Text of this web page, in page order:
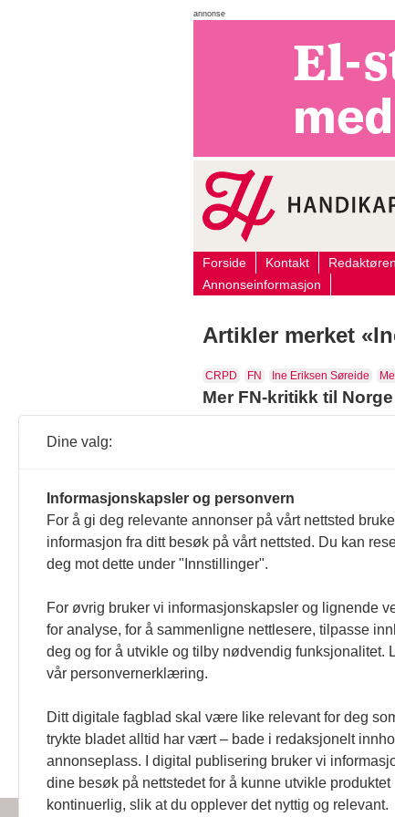
annonse
Forside Kontakt
Annonseinformasjon
Artikler merket
CRPD FN Ine Eriksen Søreide
Mer FN-kritikk til
Tidligere denne våren fikk
Bistand Funksjonshemmede barn
Se på dette, Ine
Utenriksminister Ine
et eksempel på hvordan det
Handikapnytt |
Dine valg:
Informasjonskapsler og personvern
For å gi deg relevante annonser på vårt nettsted
informasjon fra ditt besøk på vårt nettsted. Du kan
deg mot dette under "Innstillinger".
For øvrig bruker vi informasjonskapsler og lignende
for analyse, for å sammenligne nettlesere, tilpasse
deg og for å utvikle og tilby nødvendig funksjonalitet.
vår personvernerklæring.
Ditt digitale fagblad skal være like relevant for deg
trykte bladet alltid har vært – bade i redaksjonelt
annonseplass. I digital publisering bruker vi
dine besøk på nettstedet for å kunne utvikle produktet
kontinuerlig, slik at du opplever det nyttig og relevant.